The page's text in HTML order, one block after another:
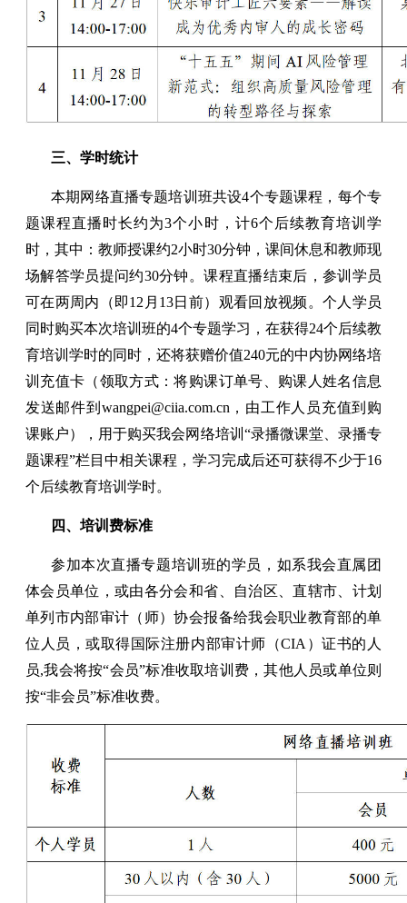
三、学时统计
本期网络直播专题培训班共设4个专题课程，每个专
题课程直播时长约为3个小时，计6个后续教育培训学
时，其中：教师授课约2小时30分钟，课间休息和教师现
场解答学员提问约30分钟。课程直播结束后，参训学员
可在两周内（即12月13日前）观看回放视频。个人学员
同时购买本次培训班的4个专题学习，在获得24个后续教
育培训学时的同时，还将获赠价值240元的中内协网络培
训充值卡（领取方式：将购课订单号、购课人姓名信息
发送邮件到wangpei@ciia.com.cn，由工作人员充值到购
课账户），用于购买我会网络培训“录播微课堂、录播专
题课程”栏目中相关课程，学习完成后还可获得不少于16
个后续教育培训学时。
四、培训费标准
参加本次直播专题培训班的学员，如系我会直属团
体会员单位，或由各分会和省、自治区、直辖市、计划
单列市内部审计（师）协会报备给我会职业教育部的单
位人员，或取得国际注册内部审计师（CIA）证书的人
员,我会将按“会员”标准收取培训费，其他人员或单位则
按“非会员”标准收费。